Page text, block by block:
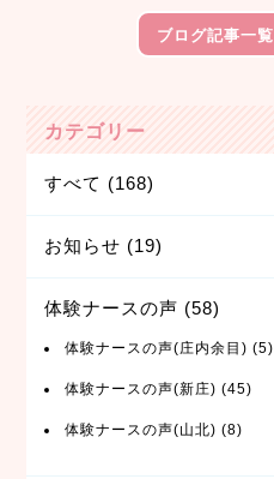
ブログ記事一覧
カテゴリー
すべて (168)
お知らせ (19)
体験ナースの声 (58)
体験ナースの声(庄内余目) (5)
体験ナースの声(新庄) (45)
体験ナースの声(山北) (8)